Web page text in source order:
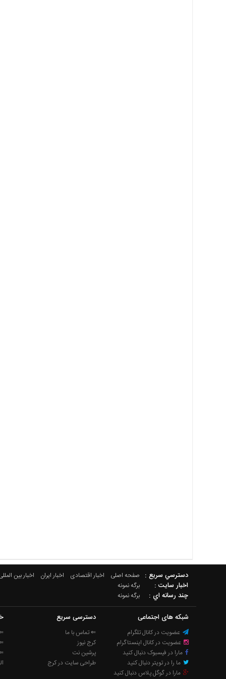
دسترسي سريع : صفحه اصلی اخبار اقتصادی اخبار ایران اخبار بین
اخبار سایت : برگه نمونه
چند رسانه اي : برگه نمونه
شبکه های اجتماعی
عضویت در کانال تلگرام
عضویت در کانال اینستاگرام
مارا در فیسبوک دنبال کنید
ما را در تویتر دنبال کنید
مارا در گوگل پلاس دنبال کنید
دسترسی سریع
⇐ تماس با ما
کرج نیوز
پرشین نت
طراحی سایت در کرج